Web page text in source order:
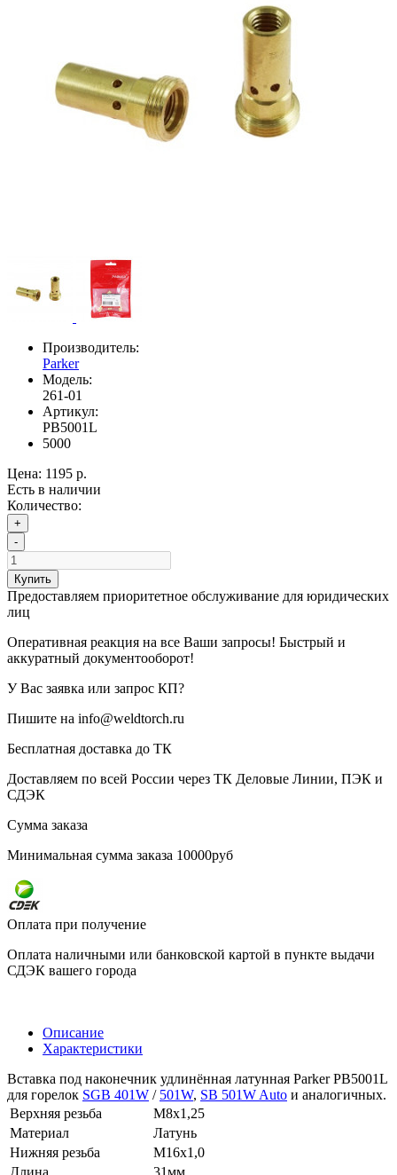
Производитель:
Parker
Модель:
261-01
Артикул:
PB5001L
5000
Цена: 1195 р.
Есть в наличии
Количество:
+
-
Купить
Предоставляем приоритетное обслуживание для юридических
лиц
Оперативная реакция на все Ваши запросы! Быстрый и
аккуратный документооборот!
У Вас заявка или запрос КП?
Пишите на info@weldtorch.ru
Бесплатная доставка до ТК
Доставляем по всей России через ТК Деловые Линии, ПЭК и
СДЭК
Сумма заказа
Минимальная сумма заказа 10000руб
Оплата при получение
Оплата наличными или банковской картой в пункте выдачи
СДЭК вашего города
Описание
Характеристики
Вставка под наконечник удлинённая латунная Parker PB5001L
для горелок SGB 401W / 501W, SB 501W Auto и аналогичных.
Верхняя резьба
M8x1,25
Материал
Латунь
Нижняя резьба
М16x1,0